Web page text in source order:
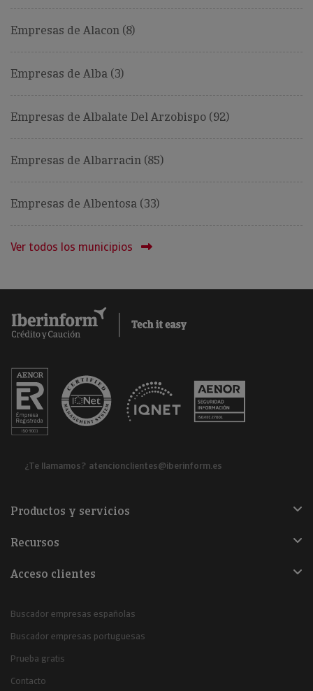
Empresas de Alacon (8)
Empresas de Alba (3)
Empresas de Albalate Del Arzobispo (92)
Empresas de Albarracin (85)
Empresas de Albentosa (33)
Ver todos los municipios
¿Te llamamos? atencionclientes@iberinform.es
Productos y servicios
Recursos
Acceso clientes
Buscador empresas españolas
Buscador empresas portuguesas
Prueba gratis
Contacto